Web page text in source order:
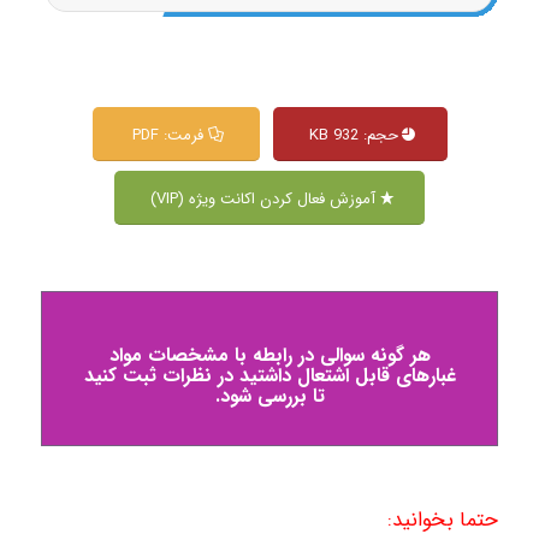
حجم: 932 KB فرمت: PDF
آموزش فعال کردن اکانت ویژه (VIP)
هر گونه سوالی در رابطه با مشخصات مواد
غبارهای قابل اشتعال داشتید در نظرات ثبت کنید
تا بررسی شود.
حتما بخوانید: